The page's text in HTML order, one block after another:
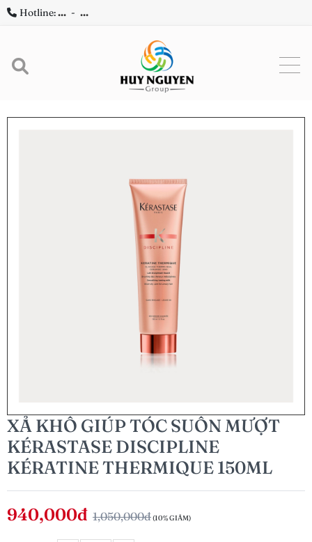
Hotline:... - ...
XẢ KHÔ GIÚP TÓC SUÔN MƯỢT
KÉRASTASE DISCIPLINE
KÉRATINE THERMIQUE 150ML
940,000đ 1,050,000đ(10% GIẢM)